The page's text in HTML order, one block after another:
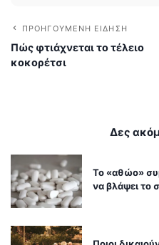
ΠΡΟΗΓΟΎΜΕΝΗ ΕΊΔΗΣΗ
Πώς φτιάχνεται το τέλειο
κοκορέτσι
Δες
Το «αθώο»
να βλάψει το